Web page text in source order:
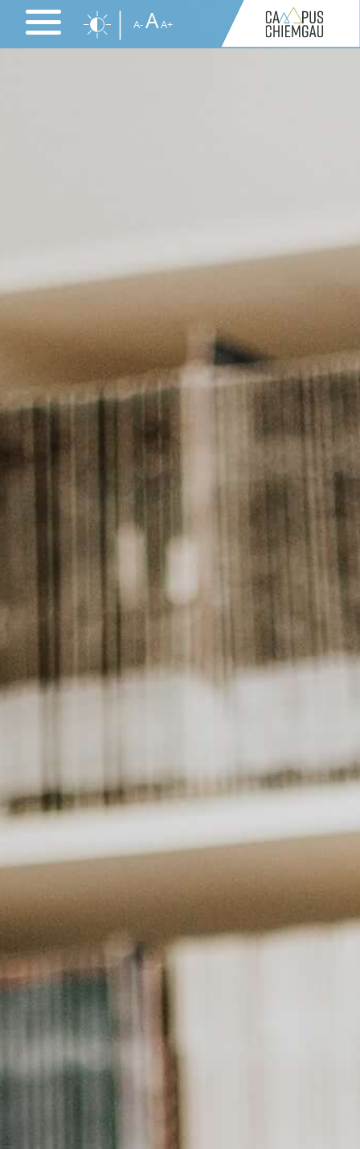
Direkt
Inhalt
A-AA+